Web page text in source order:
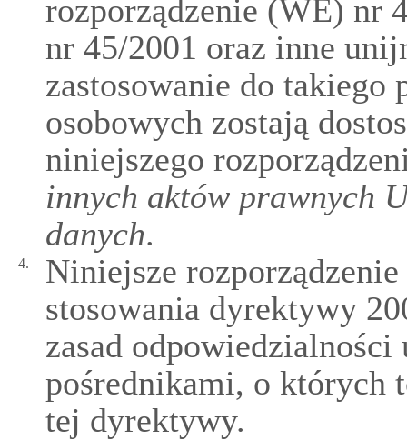
rozporządzenie (WE) nr
nr 45/2001 oraz inne
zastosowanie do takiego
osobowych zostają
niniejszego
innych aktów prawnych
danych.
4.
Niniejsze
stosowania dyrektywy
zasad odpowiedzialności
pośrednikami, o których
tej dyrektywy.